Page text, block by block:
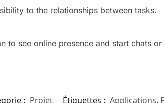
to the relationships between tasks.
to see online presence and start chats
: Projet Étiquettes : Applications,